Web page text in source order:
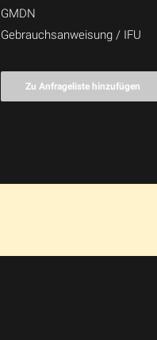
GMDN
Gebrauchsanweisung / IFU
Zu Anfrageliste hinzufügen